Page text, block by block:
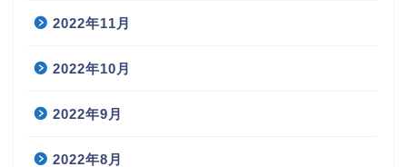
2022年11月
2022年10月
2022年9月
2022年8月